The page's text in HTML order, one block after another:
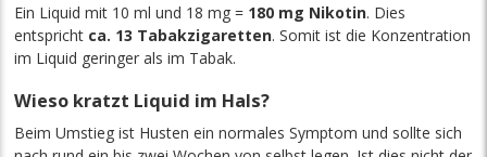
Ein Liquid mit 10 ml und 18 mg = 180 mg Nikotin. Dies
entspricht ca. 13 Tabakzigaretten. Somit ist die Konzentration
im Liquid geringer als im Tabak.
Wieso kratzt Liquid im Hals?
Beim Umstieg ist Husten ein normales Symptom und sollte sich